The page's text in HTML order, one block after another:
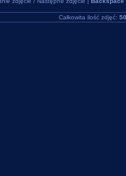
Całkowita ilość zdjęć: 50